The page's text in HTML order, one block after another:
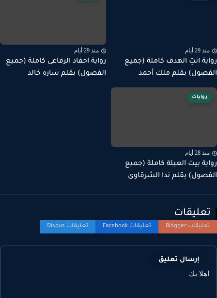
29 أيام
انتِ الهدف كاملة (جميع
بقلم ملك أحمد
منذ 29 أيام
رواية احفاد الرفاعى كاملة (جميع
الفصول) بقلم ساره خالد
روايات
28 أيام
بيت العيلة كاملة (جميع
بقلم ندا الشرقاوى
إرسال تعليق
بك